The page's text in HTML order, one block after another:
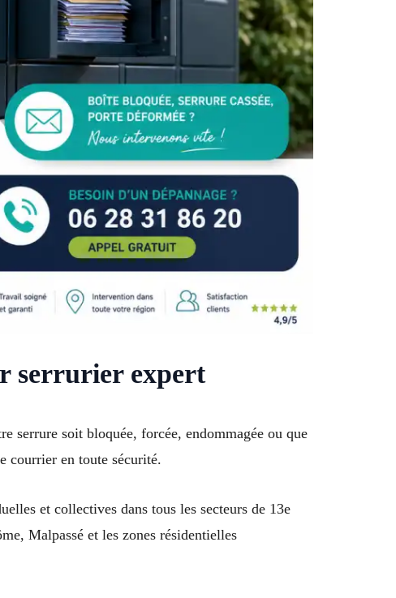
serrurier expert
serrure soit bloquée, forcée, endommagée ou que
courrier en toute sécurité.
et collectives dans tous les secteurs de 13e
Malpassé et les zones résidentielles